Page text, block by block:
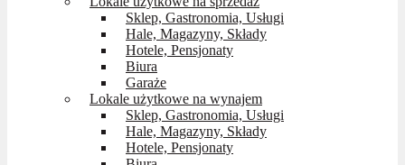
Sklep, Gastronomia, Usługi
Hale, Magazyny, Składy
Hotele, Pensjonaty
Biura
Garaże
Lokale użytkowe na wynajem
Sklep, Gastronomia, Usługi
Hale, Magazyny, Składy
Hotele, Pensjonaty